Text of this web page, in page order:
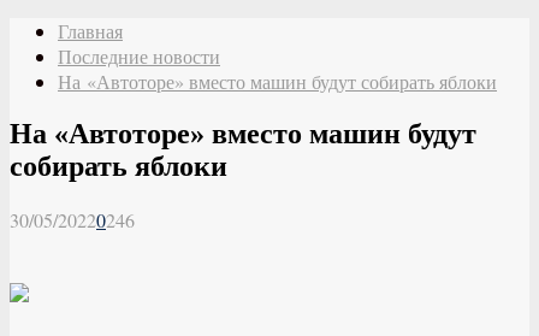
Главная
Последние новости
На «Автоторе» вместо машин будут собирать яблоки
На «Автоторе» вместо машин будут
собирать яблоки
30/05/20220246